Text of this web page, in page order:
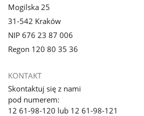
Mogilska 25
31-542 Kraków
NIP 676 23 87 006
Regon 120 80 35 36
KONTAKT
Skontaktuj się z nami
pod numerem:
12 61-98-120 lub 12 61-98-121